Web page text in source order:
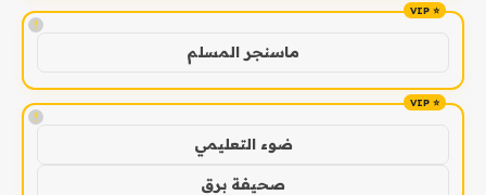
!
ماسنجر المسلم
!
ضوء التعليمي
صحيفة برق